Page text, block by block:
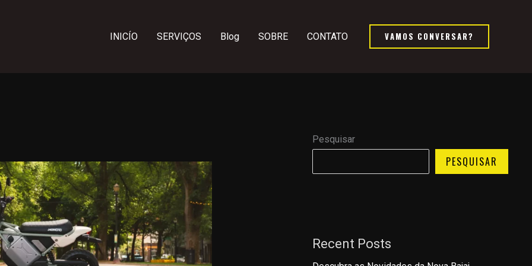
INICÍO SERVIÇOS Blog SOBRE CONTATO VAMOS CONVERSAR?
Pesquisar
PESQUISAR
Recent Posts